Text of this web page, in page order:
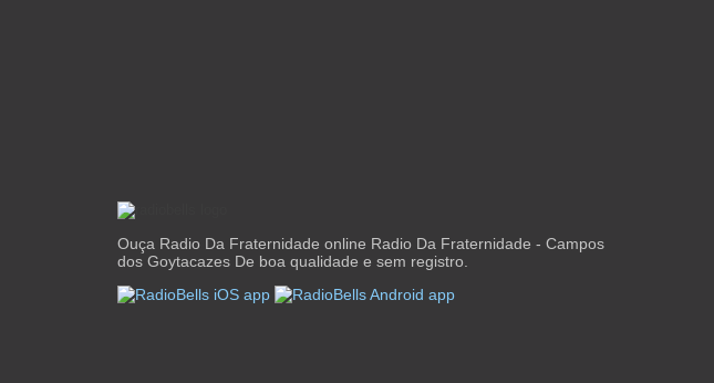
Ouça Radio Da Fraternidade online Radio Da Fraternidade - Campos
dos Goytacazes De boa qualidade e sem registro.